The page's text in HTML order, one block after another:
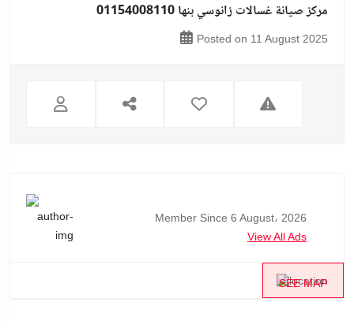
مركز صيانة غسالات زانوسي بنها 01154008110
Posted on 11 August 2025
Member Since 6 August، 2026
View All Ads
SEE MAP